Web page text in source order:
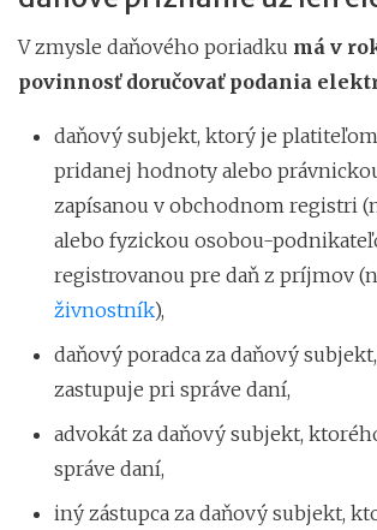
V zmysle daňového poriadku má v
povinnosť doručovať podania
daňový subjekt, ktorý je
pridanej hodnoty alebo
zapísanou v obchodnom registri
alebo fyzickou osobou-
registrovanou pre daň z príjmov
živnostník),
daňový poradca za daňový
zastupuje pri správe daní,
advokát za daňový subjekt,
správe daní,
iný zástupca za daňový subjekt,